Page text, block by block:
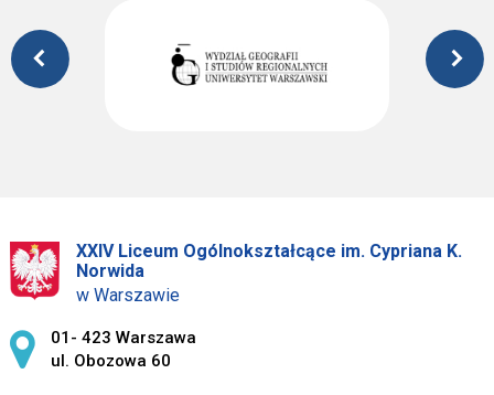
XXIV Liceum Ogólnokształcące im. Cypriana K.
Norwida
w Warszawie
Adres pocztowy:
01- 423 Warszawa
ul. Obozowa 60